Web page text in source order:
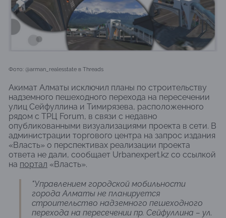
Фото: @arman_realesstate в Threads
Акимат Алматы исключил планы по строительству
надземного пешеходного перехода на пересечении
улиц Сейфуллина и Тимирязева, расположенного
рядом с ТРЦ Forum, в связи с недавно
опубликованными визуализациями проекта в сети. В
администрации торгового центра на запрос издания
«Власть» о перспективах реализации проекта
ответа не дали, сообщает Urbanexpert.kz со ссылкой
на портал «Власть».
"Управлением городской мобильности
города Алматы не планируется
строительство надземного пешеходного
перехода на пересечении пр. Сейфуллина – ул.